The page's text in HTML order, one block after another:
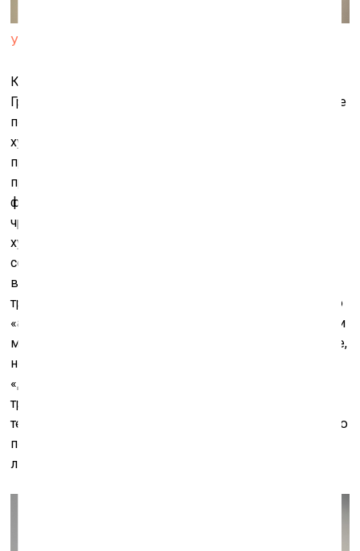
У работы Александра Цикаришвили
К нашим дням актуальность искусства уподобилась
Граалю современных художников, между тем она – не
постоянная, а переменная величина. Всегда есть
художники, сквозь чьё искусство и через них самих
проходят силовые линии времени, и те, кто могут
провести всю жизнь в стороне от них, – темы, жанры,
формы работ не зависят от этого напрямую. Сейчас
чрезмерная определённость и иллюстративность
художественного высказывания опять становится
сомнительна, аккуратность и богатство живописи
выглядят ненужным излишком, окружающий мир
требует от художника чего-то иного. Кажется, на место
«актуальности», которая извлекается из свежих газет и
модных философских книжек, пора поставить близкое,
но гораздо более многомерное понятие – цайтгайст.
«Дух времени» растворён в работах «поколения
тридцатилетних», и в лучших из них он ощущается и
течёт под живописной или скульптурной поверхностью
подобно реке, которая скоро должна вскрыться ото
льда.